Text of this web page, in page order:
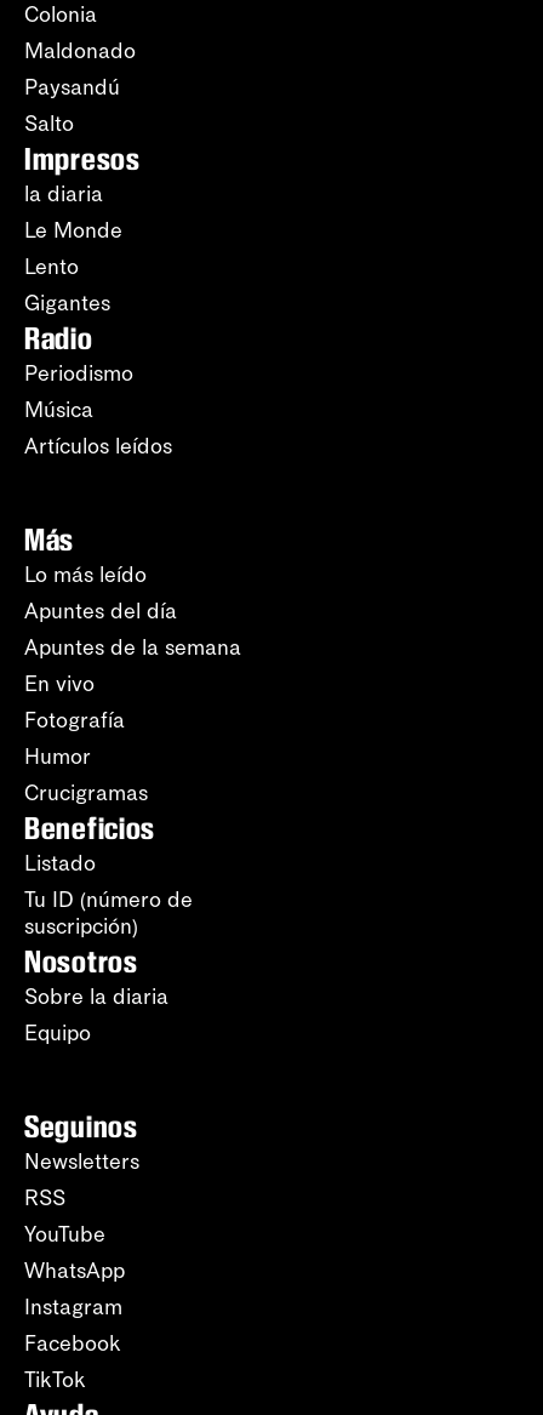
Colonia
Maldonado
Paysandú
Salto
Impresos
la diaria
Le Monde
Lento
Gigantes
Radio
Periodismo
Música
Artículos leídos
Más
Lo más leído
Apuntes del día
Apuntes de la semana
En vivo
Fotografía
Humor
Crucigramas
Beneficios
Listado
Tu ID (número de
suscripción)
Nosotros
Sobre la diaria
Equipo
Seguinos
Newsletters
RSS
YouTube
WhatsApp
Instagram
Facebook
TikTok